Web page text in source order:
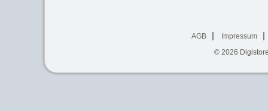
AGB
Impressum
© 2026